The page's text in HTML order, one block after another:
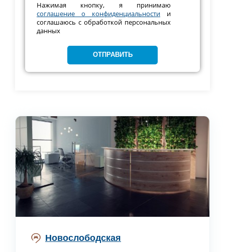
Нажимая кнопку, я принимаю
соглашение о конфиденциальности и
соглашаюсь с обработкой персональных
данных
Новослободская